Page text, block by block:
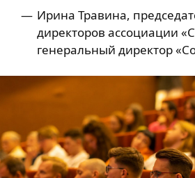
Ирина Травина,
директоров ассоциации
генеральный директор